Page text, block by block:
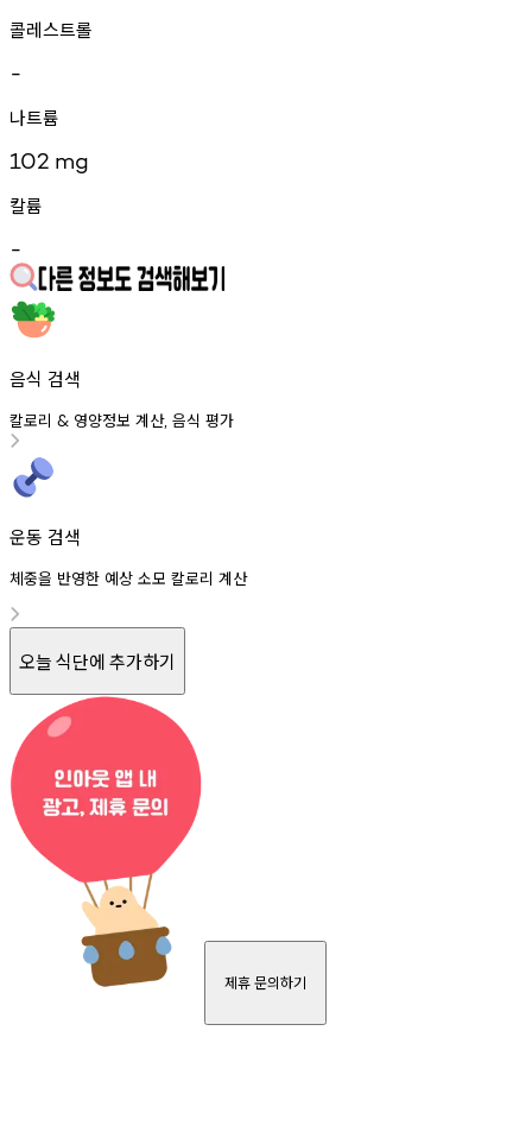
콜레스트롤
-
나트륨
102 mg
칼륨
-
음식 검색
칼로리 & 영양정보 계산, 음식 평가
운동 검색
체중을 반영한 예상 소모 칼로리 계산
오늘 식단에 추가하기
제휴 문의하기